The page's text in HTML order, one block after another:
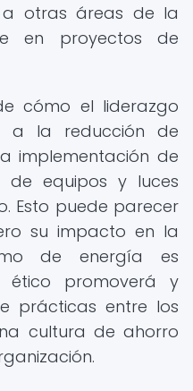
a otras áreas de la
en proyectos de
cómo el liderazgo
a la reducción de
implementación de
equipos y luces
Esto puede parecer
su impacto en la
de energía es
ético promoverá y
prácticas entre los
cultura de ahorro